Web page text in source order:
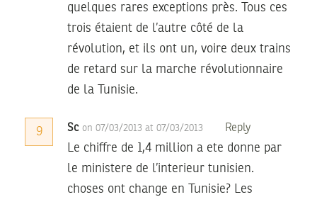
quelques rares exceptions près. Tous ces
trois étaient de l’autre côté de la
révolution, et ils ont un, voire deux trains
de retard sur la marche révolutionnaire
de la Tunisie.
9 Sc on 07/03/2013 at 07/03/2013 Reply
Le chiffre de 1,4 million a ete donne par
le ministere de l’interieur tunisien.
choses ont change en Tunisie? Les